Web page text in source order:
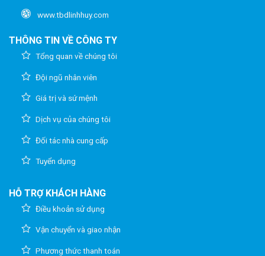
www.tbdlinhhuy.com
THÔNG TIN VỀ CÔNG TY
Tổng quan về chúng tôi
Đội ngũ nhân viên
Giá trị và sứ mệnh
Dịch vụ của chúng tôi
Đối tác nhà cung cấp
Tuyển dụng
HỖ TRỢ KHÁCH HÀNG
Điều khoản sử dụng
Vận chuyển và giao nhận
Phương thức thanh toán